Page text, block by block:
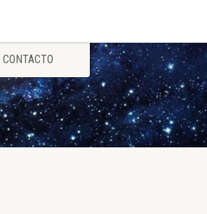
CONTACTO